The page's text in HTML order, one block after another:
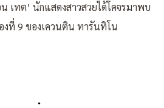
เทต’ นักแสดงสาวสวยได้โคจรมาพบ
งที่ 9 ของเควนติน ทารันทิโน